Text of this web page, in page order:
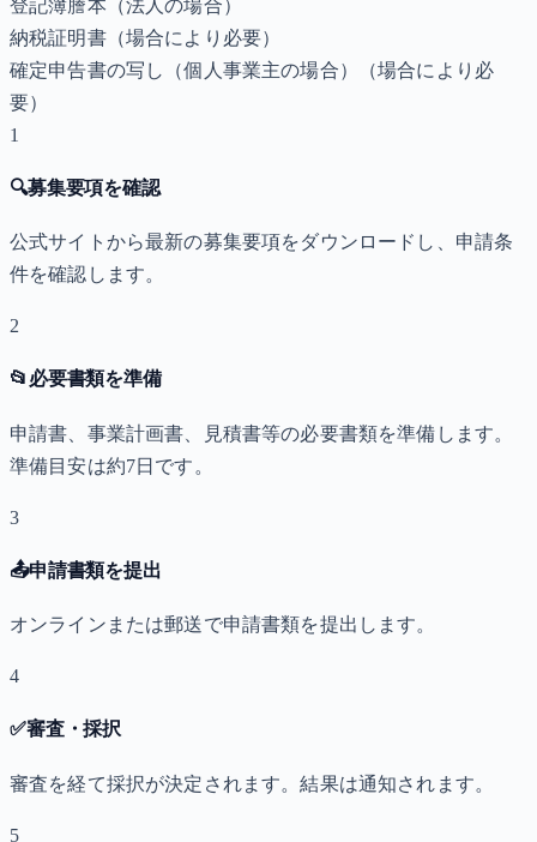
登記簿謄本（法人の場合）
納税証明書（場合により必要）
確定申告書の写し（個人事業主の場合）
（場合により必
要）
1
🔍募集要項を確認
公式サイトから最新の募集要項をダウンロードし、申請条
件を確認します。
2
📂 必要書類を準備
申請書、事業計画書、見積書等の必要書類を準備します。
準備目安は約7日です。
3
📤申請書類を提出
オンラインまたは郵送で申請書類を提出します。
4
✅審査・採択
審査を経て採択が決定されます。結果は通知されます。
5